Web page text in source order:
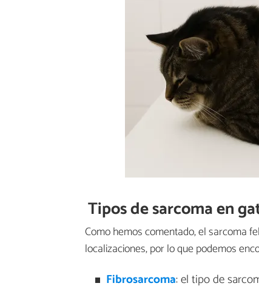
Tipos de sarcoma en
Como hemos comentado, el sarcoma
localizaciones, por lo que podemos
Fibrosarcoma: el tipo de